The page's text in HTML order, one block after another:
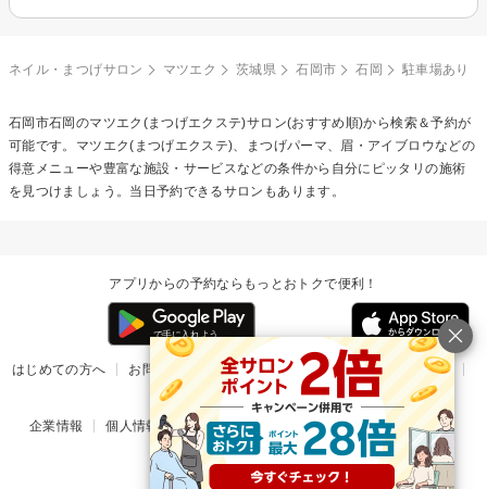
ネイル・まつげサロン マツエク 茨城県 石岡市 石岡 駐車場あり
石岡市石岡のマツエク(まつげエクステ)サロン(おすすめ順)から検索＆予約が
可能です。マツエク(まつげエクステ)、まつげパーマ、眉・アイブロウなどの
得意メニューや豊富な施設・サービスなどの条件から自分にピッタリの施術
を見つけましょう。当日予約できるサロンもあります。
アプリからの予約ならもっとおトクで便利！
はじめての方へ お問い合わせ ヘルプ リリース情報
利用規約
掲載ご希望のサロン様
企業情報 個人情報保護方針 楽天のサービス一覧 アプリ一覧
© Rakuten Group, Inc.